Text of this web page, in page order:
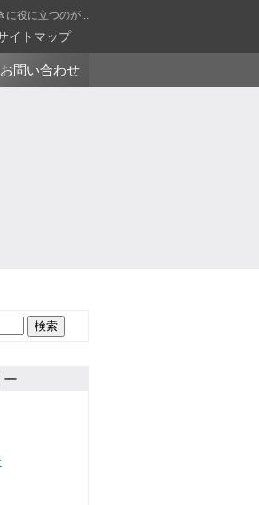
に役に立つのが...
イトマップ
お問い合わせ
ー